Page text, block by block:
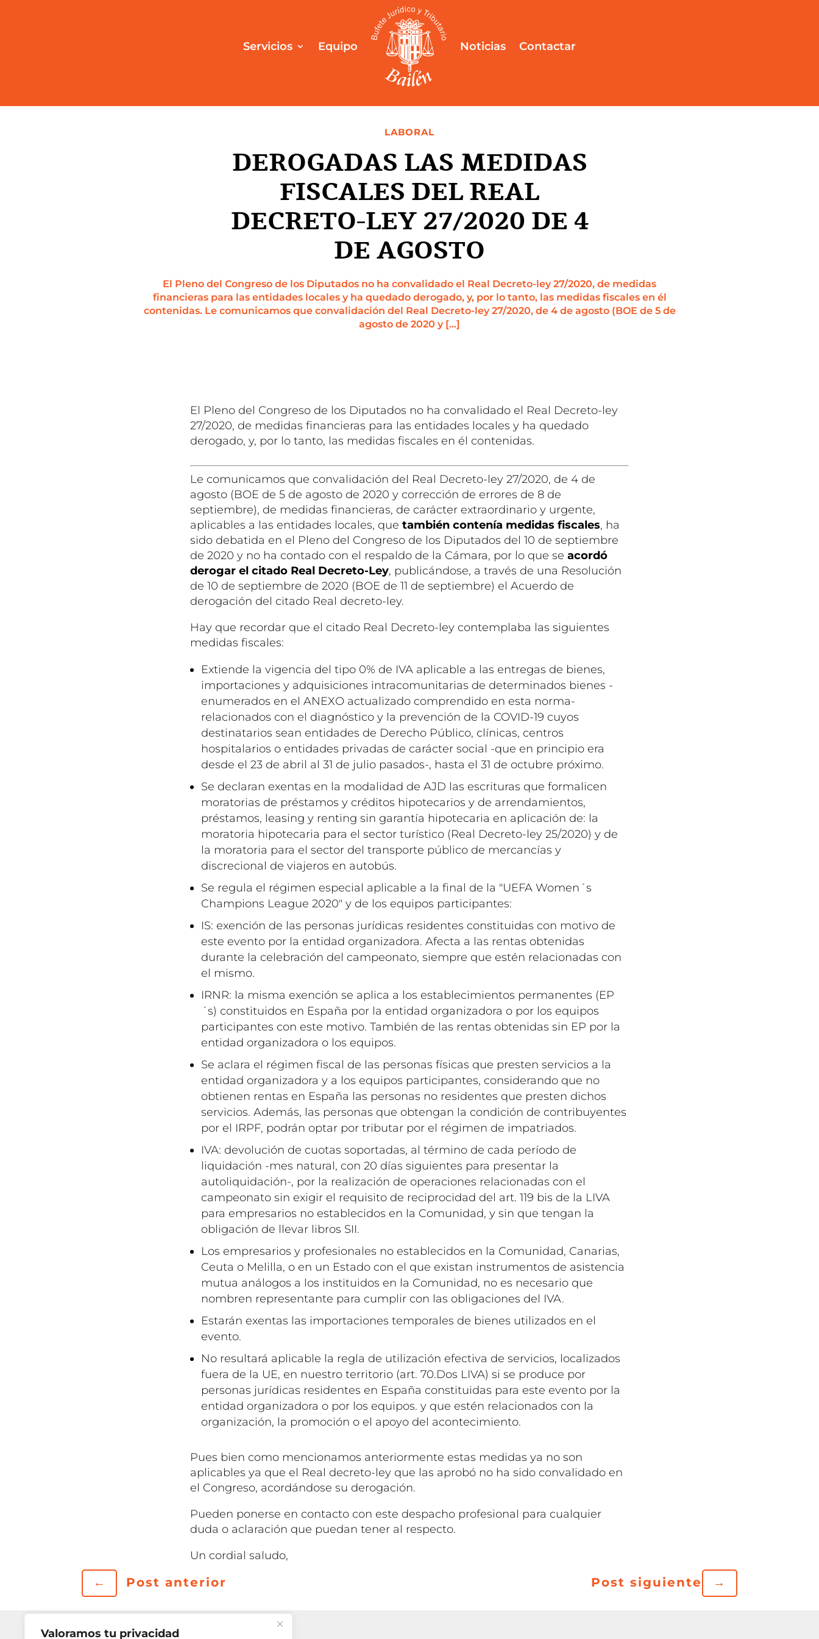
Valoramos tu privacidad
Servicios Equipo Noticias Contactar
LABORAL
DEROGADAS LAS MEDIDAS
FISCALES DEL REAL
DECRETO-LEY 27/2020 DE 4
DE AGOSTO
El Pleno del Congreso de los Diputados no ha convalidado el Real Decreto-ley 27/2020, de medidas
financieras para las entidades locales y ha quedado derogado, y, por lo tanto, las medidas fiscales en él
contenidas. Le comunicamos que convalidación del Real Decreto-ley 27/2020, de 4 de agosto (BOE de 5 de
agosto de 2020 y […]
El Pleno del Congreso de los Diputados no ha convalidado el Real Decreto-ley
27/2020, de medidas financieras para las entidades locales y ha quedado
derogado, y, por lo tanto, las medidas fiscales en él contenidas.
Le comunicamos que convalidación del Real Decreto-ley 27/2020, de 4 de
agosto (BOE de 5 de agosto de 2020 y corrección de errores de 8 de
septiembre), de medidas financieras, de carácter extraordinario y urgente,
aplicables a las entidades locales, que también contenía medidas fiscales, ha
sido debatida en el Pleno del Congreso de los Diputados del 10 de septiembre
de 2020 y no ha contado con el respaldo de la Cámara, por lo que se acordó
derogar el citado Real Decreto-Ley, publicándose, a través de una Resolución
de 10 de septiembre de 2020 (BOE de 11 de septiembre) el Acuerdo de
derogación del citado Real decreto-ley.
Hay que recordar que el citado Real Decreto-ley contemplaba las siguientes
medidas fiscales:
Extiende la vigencia del tipo 0% de IVA aplicable a las entregas de bienes,
importaciones y adquisiciones intracomunitarias de determinados bienes -
enumerados en el ANEXO actualizado comprendido en esta norma-
relacionados con el diagnóstico y la prevención de la COVID-19 cuyos
destinatarios sean entidades de Derecho Público, clínicas, centros
hospitalarios o entidades privadas de carácter social -que en principio era
desde el 23 de abril al 31 de julio pasados-, hasta el 31 de octubre próximo.
Se declaran exentas en la modalidad de AJD las escrituras que formalicen
moratorias de préstamos y créditos hipotecarios y de arrendamientos,
préstamos, leasing y renting sin garantía hipotecaria en aplicación de: la
moratoria hipotecaria para el sector turístico (Real Decreto-ley 25/2020) y de
la moratoria para el sector del transporte público de mercancías y
discrecional de viajeros en autobús.
Se regula el régimen especial aplicable a la final de la "UEFA Women´s
Champions League 2020" y de los equipos participantes:
IS: exención de las personas jurídicas residentes constituidas con motivo de
este evento por la entidad organizadora. Afecta a las rentas obtenidas
durante la celebración del campeonato, siempre que estén relacionadas con
el mismo.
IRNR: la misma exención se aplica a los establecimientos permanentes (EP
´s) constituidos en España por la entidad organizadora o por los equipos
participantes con este motivo. También de las rentas obtenidas sin EP por la
entidad organizadora o los equipos.
Se aclara el régimen fiscal de las personas físicas que presten servicios a la
entidad organizadora y a los equipos participantes, considerando que no
obtienen rentas en España las personas no residentes que presten dichos
servicios. Además, las personas que obtengan la condición de contribuyentes
por el IRPF, podrán optar por tributar por el régimen de impatriados.
IVA: devolución de cuotas soportadas, al término de cada período de
liquidación -mes natural, con 20 días siguientes para presentar la
autoliquidación-, por la realización de operaciones relacionadas con el
campeonato sin exigir el requisito de reciprocidad del art. 119 bis de la LIVA
para empresarios no establecidos en la Comunidad, y sin que tengan la
obligación de llevar libros SII.
Los empresarios y profesionales no establecidos en la Comunidad, Canarias,
Ceuta o Melilla, o en un Estado con el que existan instrumentos de asistencia
mutua análogos a los instituidos en la Comunidad, no es necesario que
nombren representante para cumplir con las obligaciones del IVA.
Estarán exentas las importaciones temporales de bienes utilizados en el
evento.
No resultará aplicable la regla de utilización efectiva de servicios, localizados
fuera de la UE, en nuestro territorio (art. 70.Dos LIVA) si se produce por
personas jurídicas residentes en España constituidas para este evento por la
entidad organizadora o por los equipos. y que estén relacionados con la
organización, la promoción o el apoyo del acontecimiento.
Pues bien como mencionamos anteriormente estas medidas ya no son
aplicables ya que el Real decreto-ley que las aprobó no ha sido convalidado en
el Congreso, acordándose su derogación.
Pueden ponerse en contacto con este despacho profesional para cualquier
duda o aclaración que puedan tener al respecto.
Un cordial saludo,
← Post anterior Post siguiente →